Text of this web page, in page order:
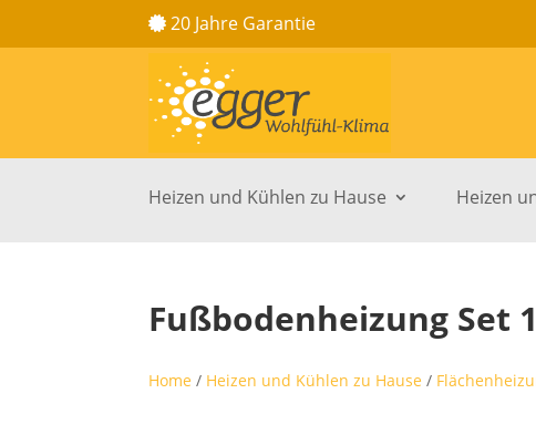
20 Jahre Garantie
Heizen und Kühlen zu Hause Heizen
Fußbodenheizung Set
Home / Heizen und Kühlen zu Hause /